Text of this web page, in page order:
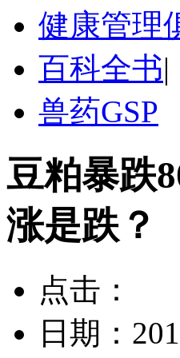
健康管理
百科全书|
兽药GSP
豆粕暴跌
涨是跌？
点击：
日期：